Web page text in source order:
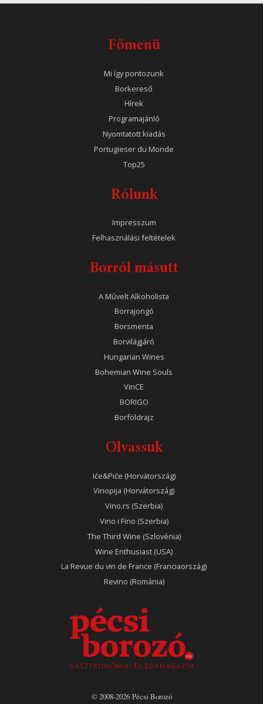
Főmenü
Mi így pontozunk
Borkereső
Hírek
Programajánló
Nyomtatott kiadás
Portugieser du Monde
Top25
Rólunk
Impresszum
Felhasználási feltételek
Borról másutt
A Művelt Alkoholista
Borrajongó
Borsmenta
Borvilágjáró
Hungarian Wines
Bohemian Wine Souls
VinCE
BORIGO
Borföldrajz
Olvassuk
Iće&Piće (Horvátország)
Vinopija (Horvátország)
Vino.rs (Szerbia)
Vino i Fino (Szerbia)
The Third Wine (Szlovénia)
Wine Enthusiast (USA)
La Revue du vin de France (Franciaország)
Revino (Románia)
© 2008-2026 Pécsi Borozó